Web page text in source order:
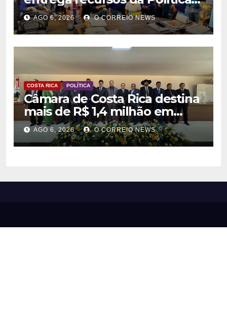
Nacional Aldir Blanc a
agentes culturais
AGO 6, 2026 O CORREIO NEWS
COSTA RICA POLÍTICA
Câmara de Costa Rica destina
mais de R$ 1,4 milhão em
emendas para investimentos
em diversas áreas
AGO 6, 2026 O CORREIO NEWS